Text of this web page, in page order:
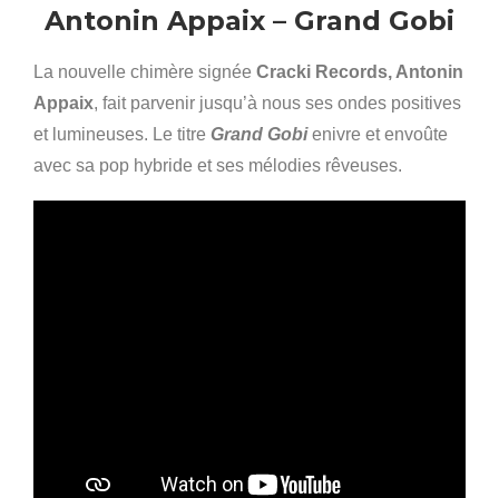
Antonin Appaix – Grand Gobi
La nouvelle chimère signée Cracki Records, Antonin
Appaix, fait parvenir jusqu’à nous ses ondes positives
et lumineuses. Le titre Grand Gobienivre et envoûte
avec sa pop hybride et ses mélodies rêveuses.